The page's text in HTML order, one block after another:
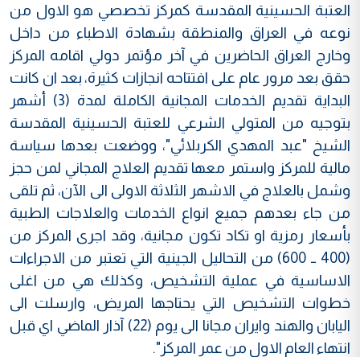
العتبة الحسينية المقدسة كمركز تخصصي هو الاول من
نوعه في العراق والمنطقة بشهادة الاطباء من داخل
وخارج العراق الحاضرين في آخر مؤتمر دولي اقامه المركز
حقق بعد مرور عام على افتتاحه انجازات كثيرة، بعد ان كانت
البداية تقديم الخدمات المجانية الكاملة لمدة (3) أشهر
بتوجيه من المتولي الشرعي للعتبة الحسينية المقدسة
الشيخ "عبد المهدي الكربلائي"، ووضعت بعدها سياسة
مالية للمركز واستمر معها تقديم العلاج المجاني لمن حجز
وشمل بالعلاج في الاشهر الثلاثة الاولى الى الآن، ثم تلقى
من جاء بعدهم جميع انواع الخدمات والعلاجات الطبية
بأسعار رمزية او تكاد تكون مجانية، وقد اجرى المركز من
(400 ــ 600) من التحاليل الجينية التي تعتبر من الاجراءات
الاساسية في عملية التشخيص، وكذلك هي من اغلى
خطوات التشخيص التي يحتاجها المريض، وارسلت الى
اليابان والهند وايران مجانا الى يوم (22) آذار الماضي اي قبل
انتهاء العام الاول من عمر المركز".